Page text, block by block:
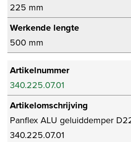
225 mm
Werkende lengte
500 mm
Artikelnummer
340.225.07.01
Artikelomschrijving
Panflex ALU geluiddemper
340.225.07.01